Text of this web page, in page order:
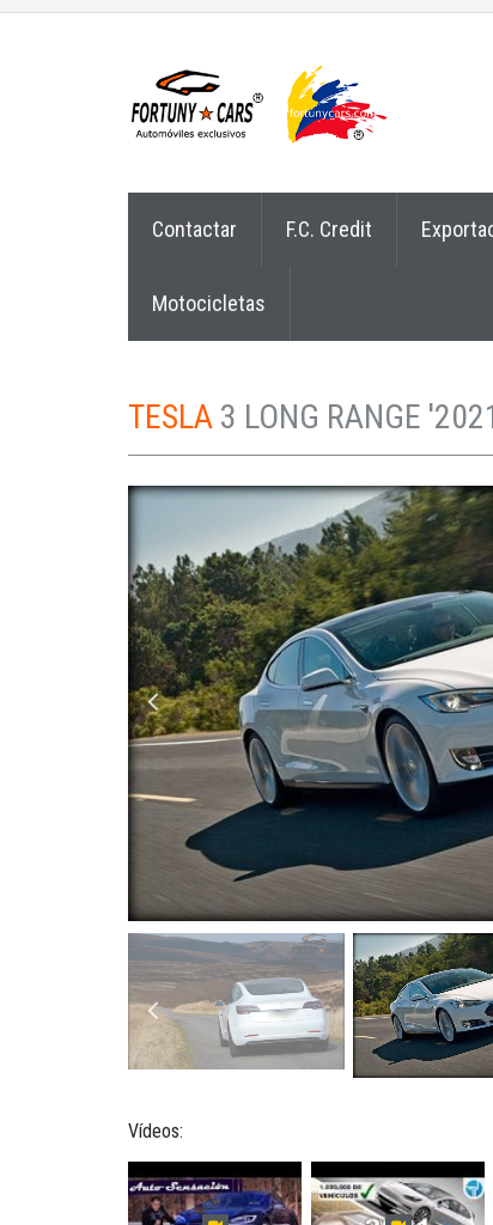
Contactar F.C. Credit
Motocicletas
TESLA 3 LONG RANGE
Vídeos: